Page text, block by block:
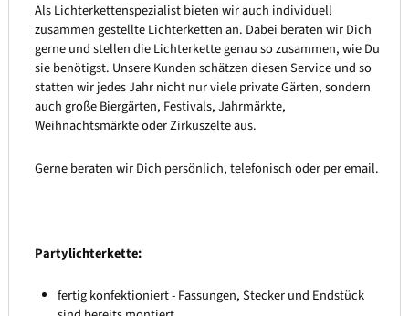
Als Lichterkettenspezialist bieten wir auch individuell
zusammen gestellte Lichterketten an. Dabei beraten wir Dich
gerne und stellen die Lichterkette genau so zusammen, wie Du
sie benötigst. Unsere Kunden schätzen diesen Service und so
statten wir jedes Jahr nicht nur viele private Gärten, sondern
auch große Biergärten, Festivals, Jahrmärkte,
Weihnachtsmärkte oder Zirkuszelte aus.
Gerne beraten wir Dich persönlich, telefonisch oder per email.
Partylichterkette:
fertig konfektioniert - Fassungen, Stecker und Endstück